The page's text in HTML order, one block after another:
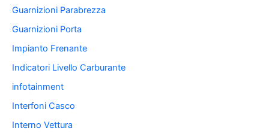
Guarnizioni Parabrezza
Guarnizioni Porta
Impianto Frenante
Indicatori Livello Carburante
infotainment
Interfoni Casco
Interno Vettura